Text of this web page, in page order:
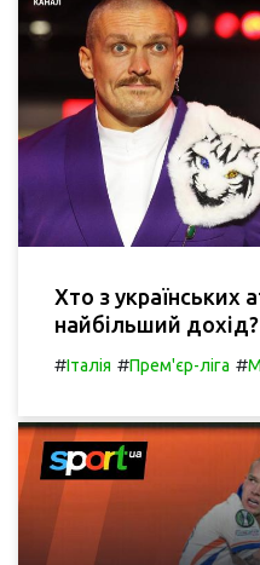
Хто з українських
найбільший дохід?
#Італія #Прем'єр-ліга #